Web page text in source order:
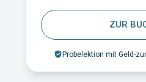
ZUR
Probelektion mit Geld-